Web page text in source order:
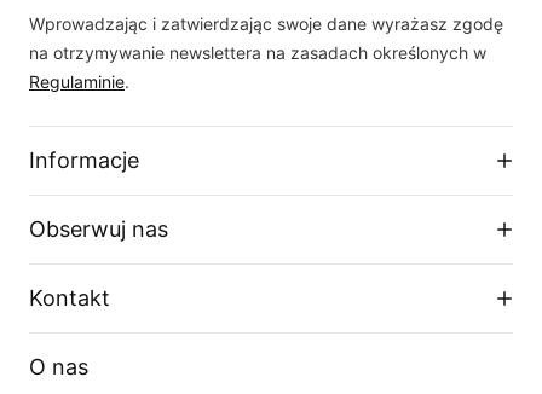
Wprowadzając i zatwierdzając swoje dane wyrażasz zgodę
na otrzymywanie newslettera na zasadach określonych w
Regulaminie.
Informacje
Regulamin sklepu
Polityka prywatności
O firmie
Tabela rozmiarów
Obserwuj nas
Facebook
Kontakt
Telefon
O nas